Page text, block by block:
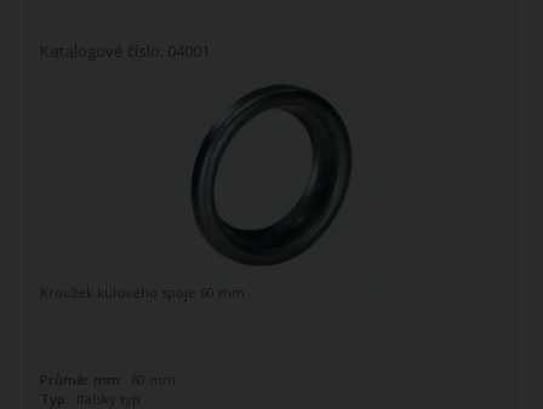
Katalogové číslo: 04001
Kroužek kulového spoje 60 mm
Průměr mm: 60 mm
Typ: Italský typ